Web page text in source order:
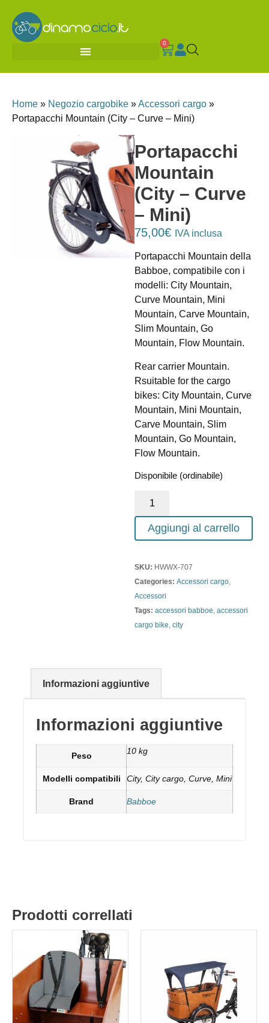
0
Home » Negozio cargobike »Accessori cargo »
Portapacchi Mountain (City – Curve – Mini)
Portapacchi
Mountain
(City – Curve
– Mini)
75,00€ IVA inclusa
Portapacchi Mountain della
Babboe, compatibile con i
modelli: City Mountain,
Curve Mountain, Mini
Mountain, Carve Mountain,
Slim Mountain, Go
Mountain, Flow Mountain.
Rear carrier Mountain.
Rsuitable for the cargo
bikes: City Mountain, Curve
Mountain, Mini Mountain,
Carve Mountain, Slim
Mountain, Go Mountain,
Flow Mountain.
Disponibile (ordinabile)
Aggiungi al carrello
SKU: HWWX-707
Categories: Accessori cargo,
Accessori
Tags: accessori babboe, accessori
cargo bike, city
Informazioni aggiuntive
Informazioni aggiuntive
Peso 10 kg
Modelli compatibili City, City cargo, Curve, Mini
Brand Babboe
Prodotti correllati